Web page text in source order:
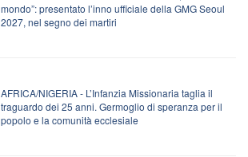
mondo”: presentato l’inno ufficiale della GMG Seoul
2027, nel segno dei martiri
AFRICA/NIGERIA - L’Infanzia Missionaria taglia il
traguardo dei 25 anni. Germoglio di speranza per il
popolo e la comunità ecclesiale